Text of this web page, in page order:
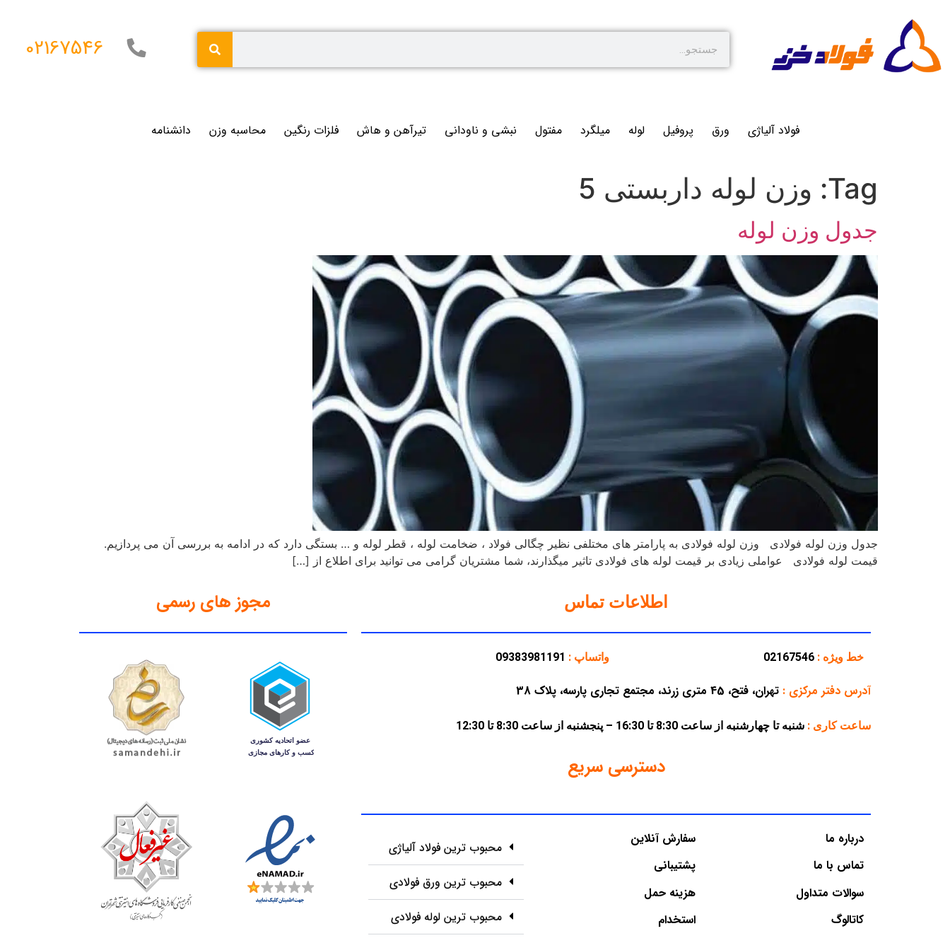
02167546
فولاد آلیاژی ورق پروفیل لوله میلگرد مفتول نبشی و ناودانی تیرآهن و هاش فلزات رنگین محاسبه وزن دانشنامه
Tag: وزن لوله داربستی 5
جدول وزن لوله
جدول وزن لوله فولادی وزن لوله فولادی به پارامتر های مختلفی نظیر چگالی فولاد ، ضخامت لوله ، قطر لوله و … بستگی دارد که در ادامه به بررسی آن می پردازیم.
قیمت لوله فولادی عواملی زیادی بر قیمت لوله های فولادی تاثیر میگذارند، شما مشتریان گرامی می توانید برای اطلاع از […]
اطلاعات تماس
خط ویژه : 02167546 واتساپ : 09383981191
آدرس دفتر مرکزی : تهران، فتح، 45 متری زرند، مجتمع تجاری پارسه، پلاک 38
ساعت کاری : شنبه تا چهارشنبه از ساعت 8:30 تا 16:30 – پنجشنبه از ساعت 8:30 تا 12:30
دسترسی سریع
درباره ما
تماس با ما
سوالات متداول
کاتالوگ
سفارش آنلاین
پشتیبانی
هزینه حمل
استخدام
محبوب ترین فولاد آلیاژی
محبوب ترین ورق فولادی
محبوب ترین لوله فولادی
مجوز های رسمی